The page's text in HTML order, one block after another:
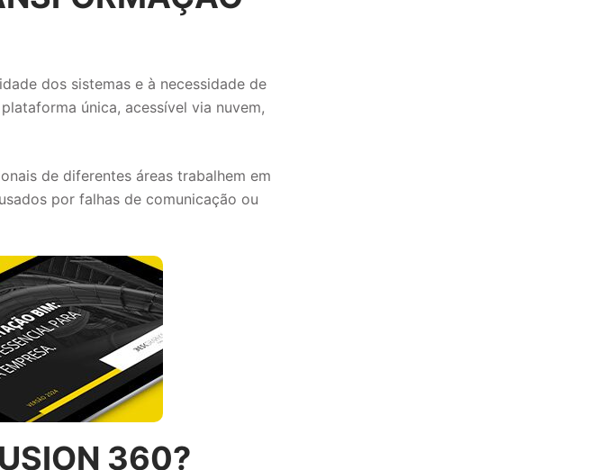
dos sistemas e à necessidade de
única, acessível via nuvem,
de diferentes áreas trabalhem em
por falhas de comunicação ou
360?